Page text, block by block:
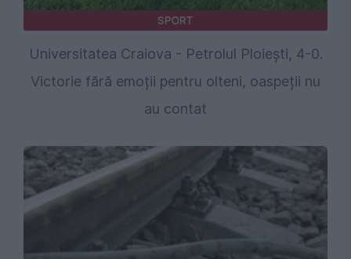
SPORT
Universitatea Craiova - Petrolul Ploiești, 4-0.
Victorie fără emoții pentru olteni, oaspeții nu
au contat